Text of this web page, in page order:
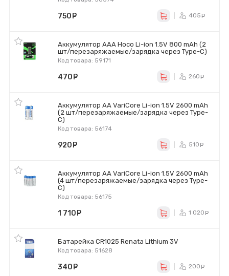
750 405
Аккумулятор AAA Hoco Li-ion 1.5V 800 mAh (2
шт/перезаряжаемые/зарядка через Type-C)
Код товара: 59171
470 260
Аккумулятор AA VariCore Li-ion 1.5V 2600 mAh
(2 шт/перезаряжаемые/зарядка через Type-
C)
Код товара: 56174
920 510
Аккумулятор AA VariCore Li-ion 1.5V 2600 mAh
(4 шт/перезаряжаемые/зарядка через Type-
C)
Код товара: 56175
1 710 1 020
Батарейка CR1025 Renata Lithium 3V
Код товара: 51628
340 200